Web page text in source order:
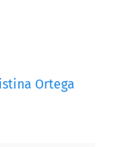
Ortega